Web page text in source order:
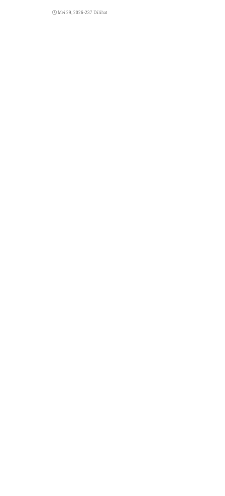
Mei 29, 2026•237 Dilihat